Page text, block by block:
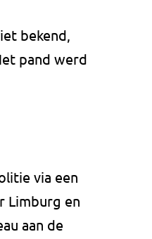
bekend,
pand werd
via een
Limburg en
aan de